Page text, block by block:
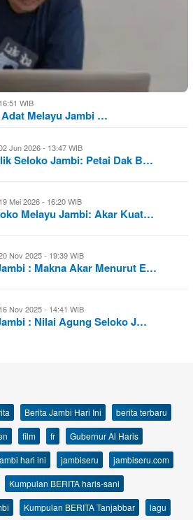
WIB
Melayu Jambi …
Jun 2026 - 13:47 WIB
Seloko Jambi: Petai Dak B…
19 Mei 2026 - 16:20 WIB
Melayu Jambi: Akar Kuat…
Nov 2025 - 19:39 WIB
: Makna Akar Menurut E…
16 Nov 2025 - 14:41 WIB
: Nilai Agung Seloko J…
Berita Jambi Hari Ini
berita terbaru
film fr
Gubernur Al Haris
hari ini jambiseru
jambiseru.com
Kumpulan BERITA haris-sani
Kumpulan BERITA Tanjabbar lagu